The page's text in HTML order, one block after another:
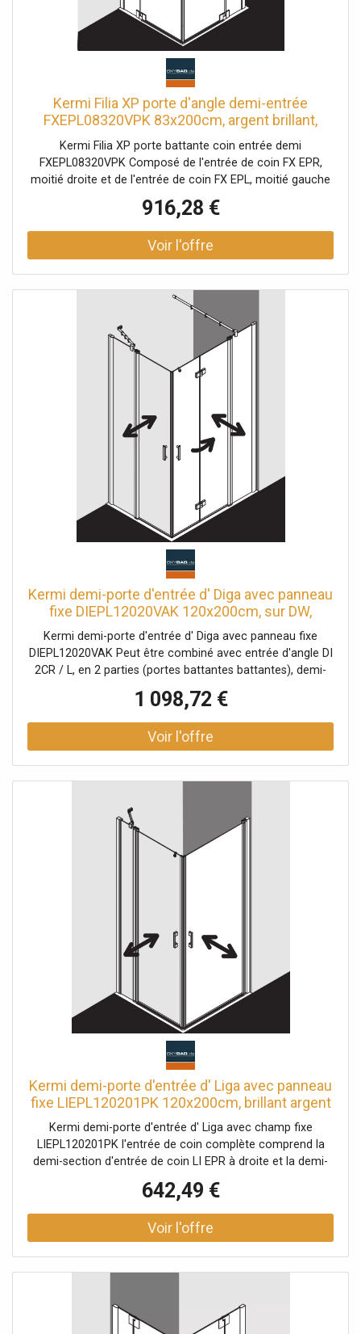
Kermi Filia XP porte d'angle demi-entrée
FXEPL08320VPK 83x200cm, argent brillant,
verre de sécurité trempé clair, gauche, sur la
zone de douche
Kermi Filia XP porte battante coin entrée demi
FXEPL08320VPK Composé de l'entrée de coin FX EPR,
moitié droite et de l'entrée de coin FX EPL, moitié gauche
Des demi-parties de différentes largeurs peuvent être
combinées selon les besoins entrée d'angle partiellement
encadrée avec deux ailes en verre ouverture vers
l'intérieur et l'extérieur avec deux champs fixes avec
revêtement facile d'entretien Profils en aluminium anodisé
Garnitures et poignées métalliques Réglage du profilé
mural 25 mm Raccords avec mécanisme de levage-
abaissement bandes magnétiques continues et profils
d'étanchéité bande d'étanchéité horizontale avec effet de
rebond de l'eau avec seuil (hauteur 6 mm) ou peut être
conception, une étanchéité absolue ne peut pas être
obtenue avec FILIA XP avec matériel de fixation et
librement positionnable crochet porte-serviettes
(TÜV / GS) la pente sous le champ fixe peut être max.
Montant jusqu'à 2 mm le biseau total 3 mm
916,28 €
Kermi demi-porte d'entrée d' Diga avec panneau
fixe DIEPL12020VAK 120x200cm, sur DW,
argent brillant, TSG clair, gauche
Kermi demi-porte d'entrée d' Diga avec panneau fixe
DIEPL12020VAK Peut être combiné avec entrée d'angle DI
2CR / L, en 2 parties (portes battantes battantes), demi-
partie / entrée d'angle DI F2R / L, 2 parties (porte pliante
battante avec panneau fixe), demi-partie partiellement
encadrée avec deux ailes en verre - ouverture vers
l'intérieur et vers l'extérieur et deux champs fixes avec
mural 20 mm Profils de porte avec mécanisme de levage-
abaissement bandes magnétiques continues et profils
d'étanchéité bande d'étanchéité horizontale en forme de
gouttière Peut être installé avec un seuil de 6 mm ou sans
1 098,72 €
Kermi demi-porte d'entrée d' Liga avec panneau
fixe LIEPL120201PK 120x200cm, brillant argent
mat, TSG clear clean, gauche, sur receveur de
douche
Kermi demi-porte d'entrée d' Liga avec champ fixe
LIEPL120201PK l'entrée de coin complète comprend la
demi-section d'entrée de coin LI EPR à droite et la demi-
encadrée Entrée d'angle avec deux vantaux en verre -
ouverture vers l'intérieur et vers l'extérieur avec deux
champs fixes Combinaison avec entrée d'angle LI 2CR / L,
2 parties (porte battante avec panneaux fixes), demi-
mates Joints et connexions pour seuil en chrome
642,49 €